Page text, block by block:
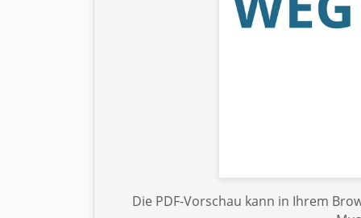
Die PDF-Vorschau kann in Ihrem